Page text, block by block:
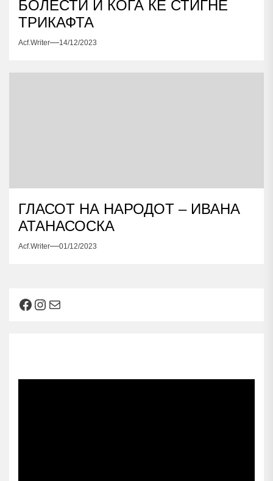
БОЛЕСТИ И КОГА КЕ СТИГНЕ
ТРИКАФТА
Acf.writer 14/12/2023
ГЛАСОТ НА НАРОДОТ – ИВАНА
АТАНАСОСКА
Acf.writer 01/12/2023
Facebook
Instagram
Mail